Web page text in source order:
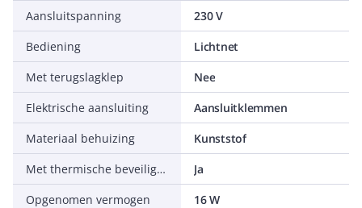
Aansluitspanning
230 V
Bediening
Lichtnet
Met terugslagklep
Nee
Elektrische aansluiting
Aansluitklemmen
Materiaal behuizing
Kunststof
Met thermische beveiliging
Ja
Opgenomen vermogen
16 W